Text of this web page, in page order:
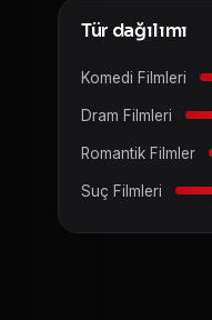
Tür dağılımı
Komedi Filmleri
Dram Filmleri
Romantik Filmler
Suç Filmleri